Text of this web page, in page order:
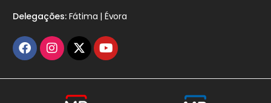
Delegações:Fátima | Évora